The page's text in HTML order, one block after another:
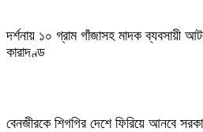
দর্শনায় ১০ গ্রাম গাঁজাসহ মাদক ব্যবসায়ী
কারাদণ্ড
বেনজীরকে শিগগির দেশে ফিরিয়ে আনবে